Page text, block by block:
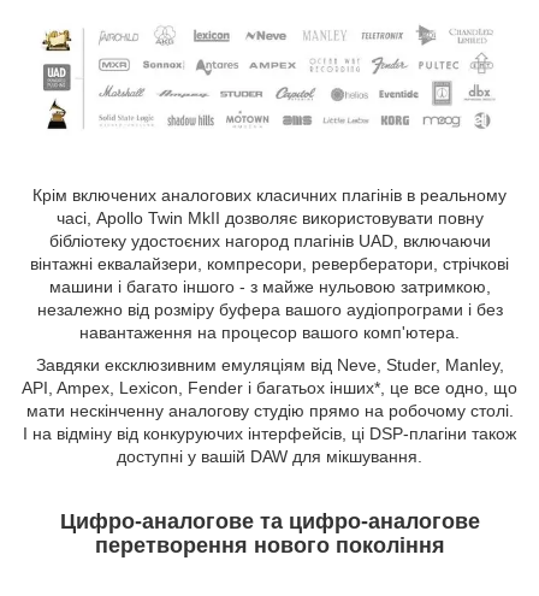
Крім включених аналогових класичних плагінів в реальному
часі, Apollo Twin MkII дозволяє використовувати повну
бібліотеку удостоєних нагород плагінів UAD, включаючи
вінтажні еквалайзери, компресори, ревербератори, стрічкові
машини і багато іншого - з майже нульовою затримкою,
незалежно від розміру буфера вашого аудіопрограми і без
навантаження на процесор вашого комп'ютера.
Завдяки ексклюзивним емуляціям від Neve, Studer, Manley,
API, Ampex, Lexicon, Fender і багатьох інших*, це все одно, що
мати нескінченну аналогову студію прямо на робочому столі.
І на відміну від конкуруючих інтерфейсів, ці DSP-плагіни також
доступні у вашій DAW для мікшування.
Цифро-аналогове та цифро-аналогове
перетворення нового покоління